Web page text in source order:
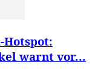
Hotspot:
warnt vor...